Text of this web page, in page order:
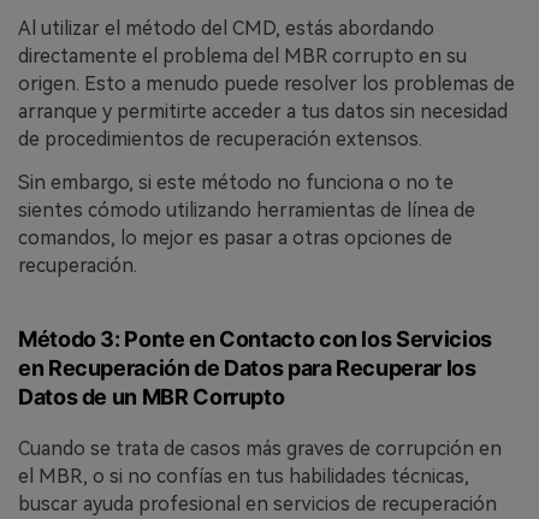
Al utilizar el método del CMD, estás abordando
directamente el problema del MBR corrupto en su
origen.󠀲󠀡󠀩󠀣󠀡󠀩󠀣󠀤󠀥󠀳󠀰 Esto a menudo puede resolver los problemas de
arranque y permitirte acceder a tus datos sin necesidad
de procedimientos de recuperación extensos.󠀲󠀡󠀩󠀣󠀡󠀩󠀣󠀤󠀦󠀳
Sin embargo, si este método no funciona o no te
sientes cómodo utilizando herramientas de línea de
comandos, lo mejor es pasar a otras opciones de
recuperación.󠀲󠀡󠀩󠀣󠀡󠀩󠀣󠀤󠀧󠀳
Método 3: Ponte en Contacto con los Servicios
en Recuperación de Datos para Recuperar los
Datos de un MBR󠀲󠀡󠀩󠀣󠀡󠀩󠀢󠀦󠀤󠀳 Corrupto
Cuando se trata de casos más graves de corrupción en
el MBR, o si no confías en tus habilidades técnicas,
buscar ayuda profesional en servicios de recuperación